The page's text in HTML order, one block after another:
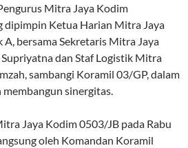
Mitra Jaya Kodim
dipimpin Ketua Harian Mitra Jaya
bersama Sekretaris Mitra Jaya
dan Staf Logistik Mitra
sambangi Koramil 03/GP, dalam
sinergitas.
Jaya Kodim 0503/JB pada Rabu
oleh Komandan Koramil